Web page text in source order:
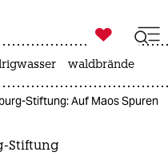

taz zahl ich
waldbrände
Stiftung: Auf Maos Spuren
Stiftung